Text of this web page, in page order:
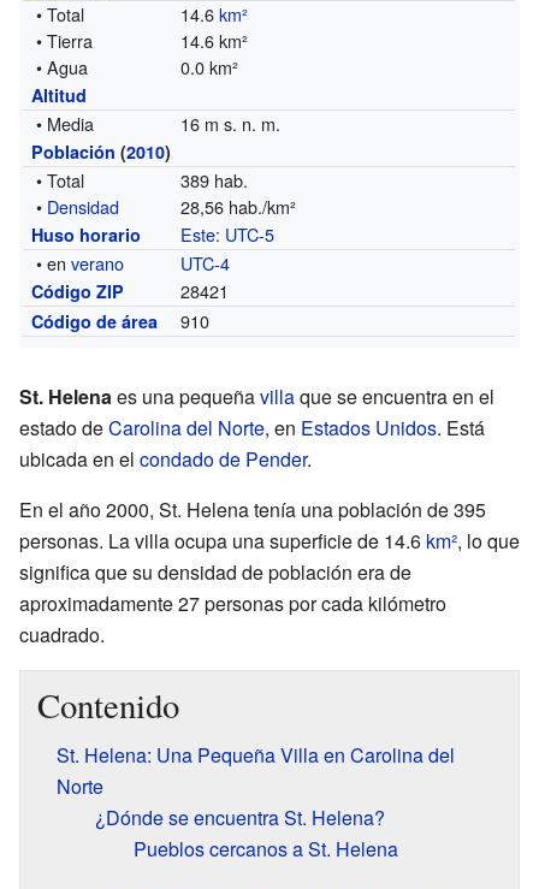
• Total 14.6km²
• Tierra
14.6 km²
• Agua
0.0 km²
Altitud
• Media 16 m s. n. m.
Población (2010)
• Total
389 hab.
• Densidad 28,56 hab./km²
Huso horario Este: UTC-5
• enverano UTC-4
Código ZIP 28421
Código de área 910
St. Helenaes una pequeñavillaque se encuentra en el
estado deCarolina del Norte, en Estados Unidos. Está
ubicada en el condado de Pender.
En el año 2000, St. Helena tenía una población de 395
personas. La villa ocupa una superficie de 14.6 km², lo que
significa que su densidad de población era de
aproximadamente 27 personas por cada kilómetro
cuadrado.
Contenido
St. Helena: Una Pequeña Villa en Carolina del
Norte
¿Dónde se encuentra St. Helena?
Pueblos cercanos a St. Helena